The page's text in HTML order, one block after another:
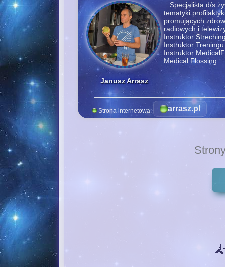
Janusz Arrasz
Specjalista d/s
tematyki
promujących
radiowych i
Instruktor
Instruktor
Instruktor
Medical Flossing
Strona internetowa: arrasz.pl